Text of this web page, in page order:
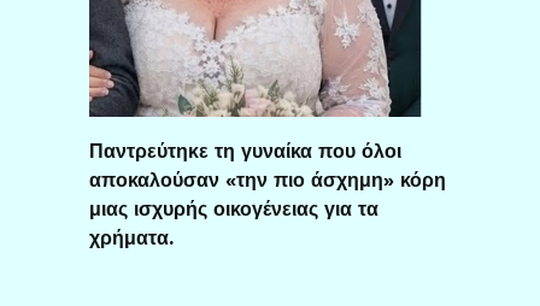
Παντρεύτηκε τη γυναίκα που όλοι
αποκαλούσαν «την πιο άσχημη» κόρη
μιας ισχυρής οικογένειας για τα
χρήματα.